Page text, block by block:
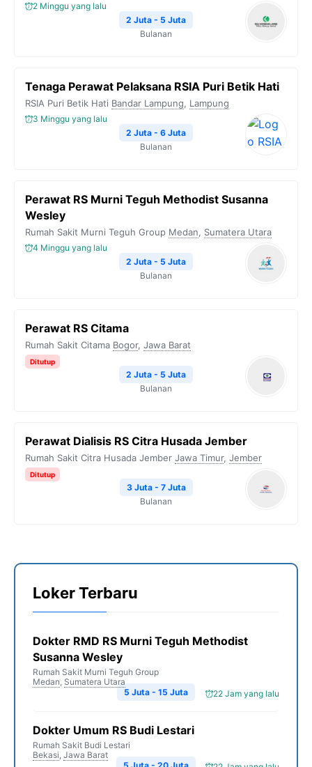
2 Minggu yang lalu
2 Juta - 5 Juta
Bulanan
Tenaga Perawat Pelaksana RSIA Puri Betik Hati
RSIA Puri Betik Hati Bandar Lampung, Lampung
3 Minggu yang lalu
2 Juta - 6 Juta
Bulanan
Perawat RS Murni Teguh Methodist Susanna
Wesley
Rumah Sakit Murni Teguh Group Medan, Sumatera Utara
4 Minggu yang lalu
2 Juta - 5 Juta
Bulanan
Perawat RS Citama
Rumah Sakit Citama Bogor, Jawa Barat
Ditutup
2 Juta - 5 Juta
Bulanan
Perawat Dialisis RS Citra Husada Jember
Rumah Sakit Citra Husada Jember Jawa Timur, Jember
Ditutup
3 Juta - 7 Juta
Bulanan
Loker Terbaru
Dokter RMD RS Murni Teguh Methodist
Susanna Wesley
Rumah Sakit Murni Teguh Group
Medan, Sumatera Utara
22 Jam yang lalu
5 Juta - 15 Juta
Dokter Umum RS Budi Lestari
Rumah Sakit Budi Lestari
Bekasi, Jawa Barat